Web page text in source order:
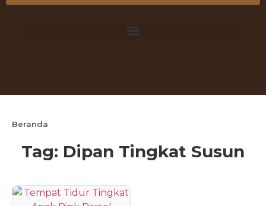
Beranda
Tag: Dipan Tingkat Susun